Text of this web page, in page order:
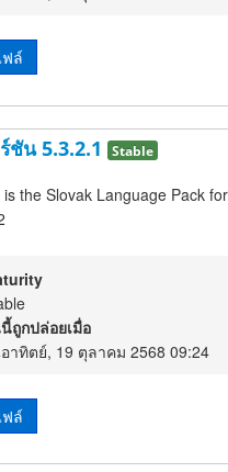
ฟล์
ชัน 5.3.2.1 Stable
the Slovak Language Pack
ถูกปล่อยเมื่อ
าทิตย์, 19 ตุลาคม 2568 09:24
ฟล์